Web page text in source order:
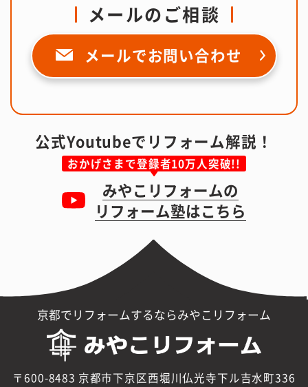
メールのご相談
メールでお問い合わせ
公式Youtubeでリフォーム解説！
おかげさまで登録者10万人突破!!
みやこリフォームの
リフォーム塾はこちら
京都でリフォームするならみやこリフォーム
〒600-8483 京都市下京区西堀川仏光寺下ル吉水町336